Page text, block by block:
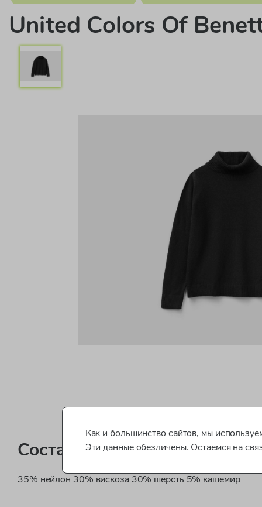
United Colors Of
Состав
35% нейлон 30% вискоза 30% шерсть 5% кашемир
Как и большинство сайтов, мы
Эти данные обезличены. Остаемся на